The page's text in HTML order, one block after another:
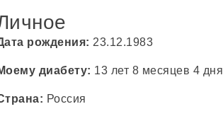
рождения: 23.12.1983
диабету: 13 лет 8 месяцев 4 дня
Россия